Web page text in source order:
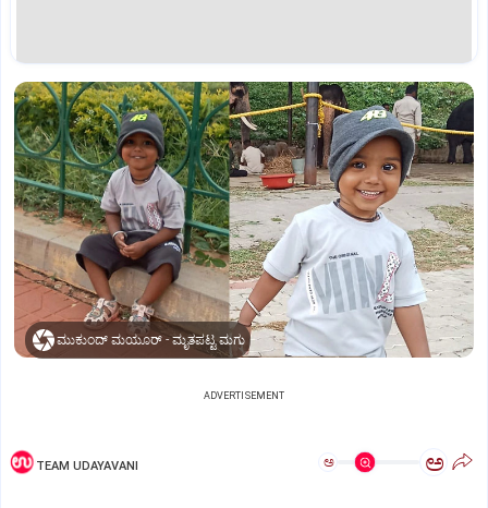
ಮುಕುಂದ್ ಮಯೂರ್ - ಮೃತಪಟ್ಟ ಮಗು
ADVERTISEMENT
TEAM UDAYAVANI ಅ ಅ